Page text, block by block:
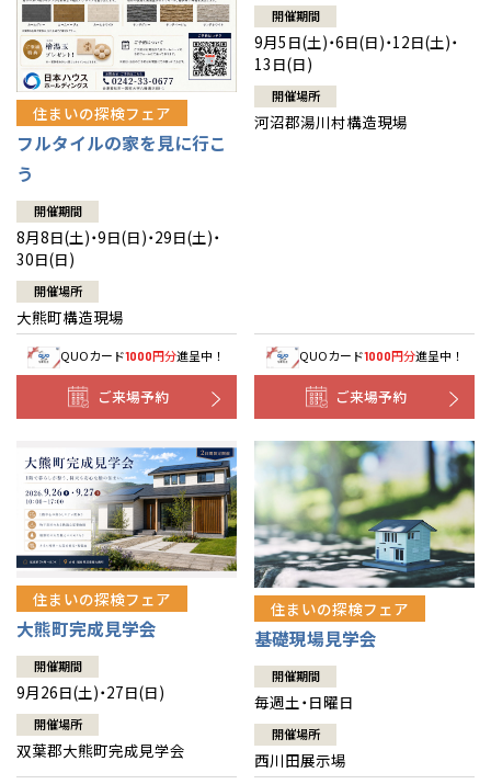
住まいの探検フェア
フルタイルの家を見に行こ
う
開催期間
8月8日(土)・9日(日)・29日(土)・
30日(日)
開催場所
大熊町構造現場
QUOカード1000円分進呈中！
ご来場予約
開催期間
9月5日(土)・6日(日)・12日(土)・
13日(日)
開催場所
河沼郡湯川村構造現場
QUOカード1000円分進呈中！
ご来場予約
住まいの探検フェア
大熊町完成見学会
開催期間
9月26日(土)・27日(日)
開催場所
双葉郡大熊町完成見学会
住まいの探検フェア
基礎現場見学会
開催期間
毎週土・日曜日
開催場所
西川田展示場